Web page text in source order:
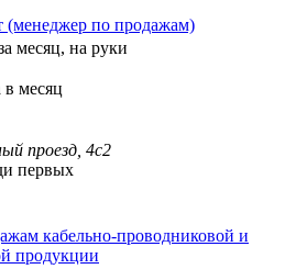
(менеджер по продажам)
месяц, на руки
месяц
проезд, 4с2
первых
кабельно-проводниковой и
продукции